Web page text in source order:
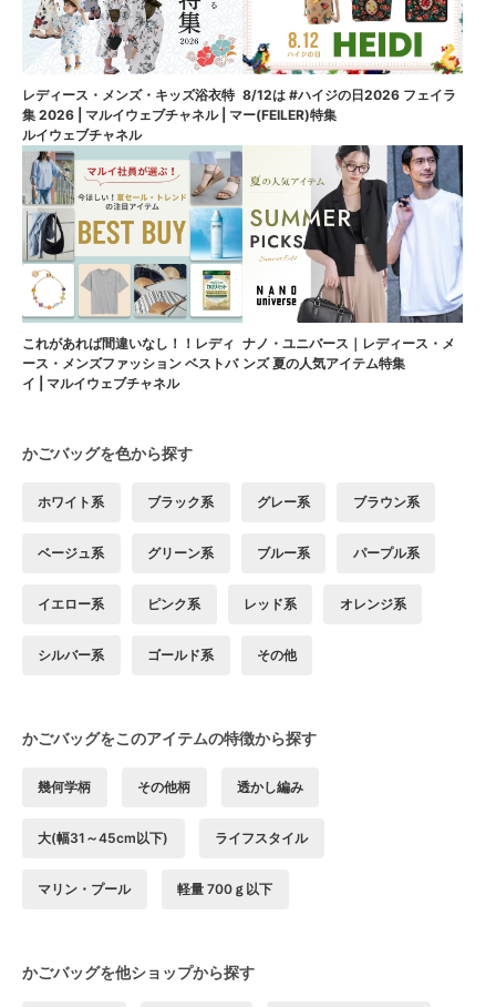
レディース・メンズ・キッズ浴衣特
集 2026 | マルイウェブチャネル | マ
ルイウェブチャネル
8/12は #ハイジの日2026 フェイラ
ー(FEILER)特集
これがあれば間違いなし！！レディ
ース・メンズファッション ベストバ
イ | マルイウェブチャネル
ナノ・ユニバース｜レディース・メ
ンズ 夏の人気アイテム特集
かごバッグを色から探す
ホワイト系 ブラック系 グレー系 ブラウン系
ベージュ系 グリーン系 ブルー系 パープル系
イエロー系 ピンク系 レッド系 オレンジ系
シルバー系 ゴールド系 その他
かごバッグをこのアイテムの特徴から探す
幾何学柄 その他柄 透かし編み
大(幅31～45cm以下) ライフスタイル
マリン・プール 軽量 700ｇ以下
かごバッグを他ショップから探す